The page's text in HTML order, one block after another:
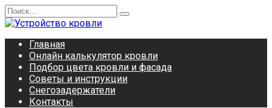
Перейти
к
Search
for:
Главная
Онлайн калькулятор кровли
Подбор цвета кровли и фасада
Советы и инструкции
Снегозадержатели
Контакты